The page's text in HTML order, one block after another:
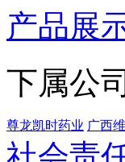
产品展
下属公司
尊龙凯时药业 广西